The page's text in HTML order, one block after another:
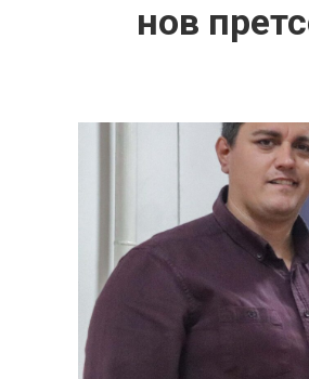
нов